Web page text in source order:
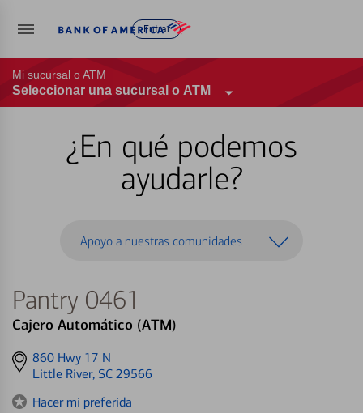
Entrar
Mi sucursal o ATM
Seleccionar una sucursal o ATM
¿En qué podemos
ayudarle?
Apoyo a nuestras comunidades
Pantry 0461
Cajero Automático (ATM)
Get
directions
860 Hwy 17 N
Little River, SC 29566
Hacer mi preferida